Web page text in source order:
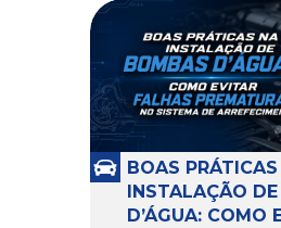
ao país com a pintura
utilizada por equipes
Tour Patrocinadora de
das principais equipes
ciclismo do mundo, a
uma das marcas de
e acessórios para
mais reconhecida no
Importada e
BOAS
INSTALAÇÃO
D’ÁGUA: COMO